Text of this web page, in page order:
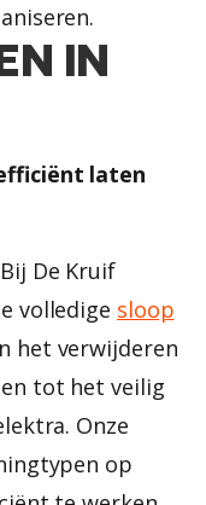
IN
laten
De Kruif
volledige sloop
het verwijderen
tot het veilig
Onze
op